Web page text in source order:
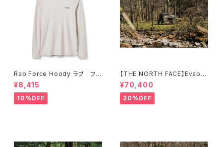
Rab Force Hoody ラブ フォ
ースフーディー（メンズ）
¥8,415
10%OFF
【THE NORTH FACE】Evaba
se 6
¥70,400
20%OFF